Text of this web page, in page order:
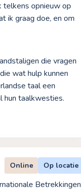
telkens opnieuw op
ik graag doe, en om
die vragen
wat hulp kunnen
taal een
hun taalkwesties.
Online Op locatie
Betrekkingen